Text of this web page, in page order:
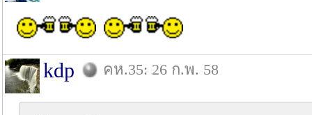
kdp คห.35: 26 ก.พ. 58